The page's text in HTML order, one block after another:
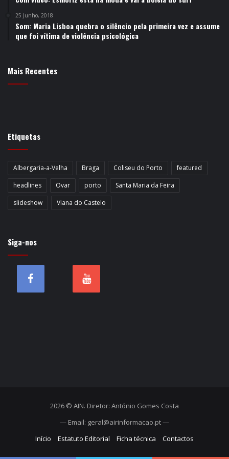
25 Junho, 2018
Som: Maria Lisboa quebra o silêncio pela primeira vez e assume
que foi vítima de violência psicológica
Mais Recentes
Etiquetas
Albergaria-a-Velha Braga Coliseu do Porto
featured
headlines
Ovar porto
Santa Maria da Feira
slideshow
Viana do Castelo
Siga-nos
2026 © AIN. Diretor: António Gomes Costa
— Email: geral@airinformacao.pt —
Início
Estatuto Editorial Ficha técnica Contactos